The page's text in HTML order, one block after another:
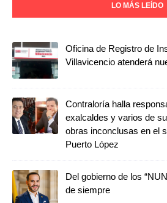
LO MÁS LEÍDO
Oficina de Registro de
Villavicencio atenderá
Contraloría halla
exalcaldes y varios de
obras inconclusas en el
Puerto López
Del gobierno de los
de siempre